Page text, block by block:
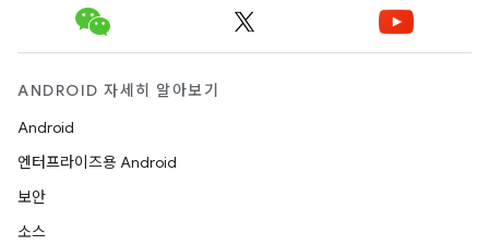
ANDROID 자세히 알아보기
Android
엔터프라이즈용 Android
보안
소스